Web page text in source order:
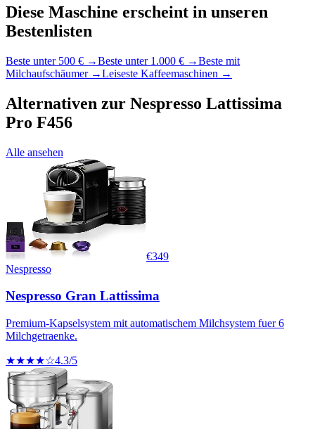
Diese Maschine erscheint in unseren
Bestenlisten
Beste unter 500 € →Beste unter 1.000 € →Beste mit
Milchaufschäumer→Leiseste Kaffeemaschinen →
Alternativen zur Nespresso Lattissima
Pro F456
Alle ansehen
€349
Nespresso
Nespresso Gran Lattissima
Premium-Kapselsystem mit automatischem Milchsystem fuer 6
Milchgetraenke.
★★★★☆4.3/5